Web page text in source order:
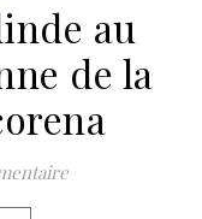
au
de la